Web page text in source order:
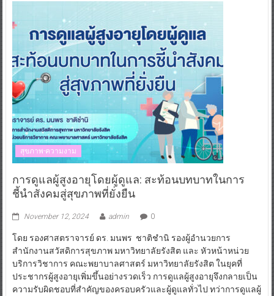
สุขภาพ-ความงาม
การดูแลผู้สูงอายุโดยผู้ดูแล: สะท้อนบทบาทในการ
ชี้นำสังคมสู่สุขภาพที่ยั่งยืน
November 12, 2024 admin 0
โดย รองศาสตราจารย์ ดร. มนพร ชาติชำนิ รองผู้อำนวยการ
สำนักงานสวัสดิการสุขภาพ มหาวิทยาลัยรังสิต และ หัวหน้าหน่วย
บริการวิชาการ คณะพยาบาลศาสตร์ มหาวิทยาลัยรังสิต ในยุคที่
ประชากรผู้สูงอายุเพิ่มขึ้นอย่างรวดเร็ว การดูแลผู้สูงอายุจึงกลายเป็น
ความรับผิดชอบที่สำคัญของครอบครัวและผู้ดูแลทั่วไป ทว่าการดูแลผู้